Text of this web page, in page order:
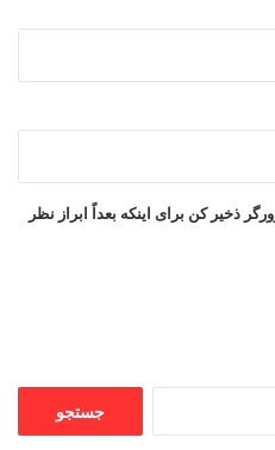
ذخیر کن برای اینکه بعداً ابراز نظر